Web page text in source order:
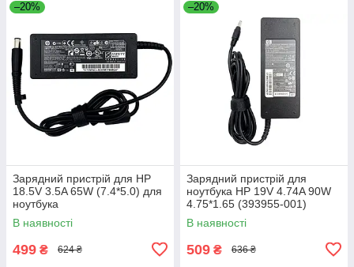
–20%
Зарядний пристрій для HP
18.5V 3.5A 65W (7.4*5.0) для
ноутбука
В наявності
499 ₴ 624 ₴
–20%
Зарядний пристрій для
ноутбука HP 19V 4.74A 90W
4.75*1.65 (393955-001)
В наявності
509 ₴ 636 ₴